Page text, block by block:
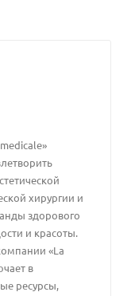
хирургии и
здорового
и красоты.
«La
в
ресурсы,